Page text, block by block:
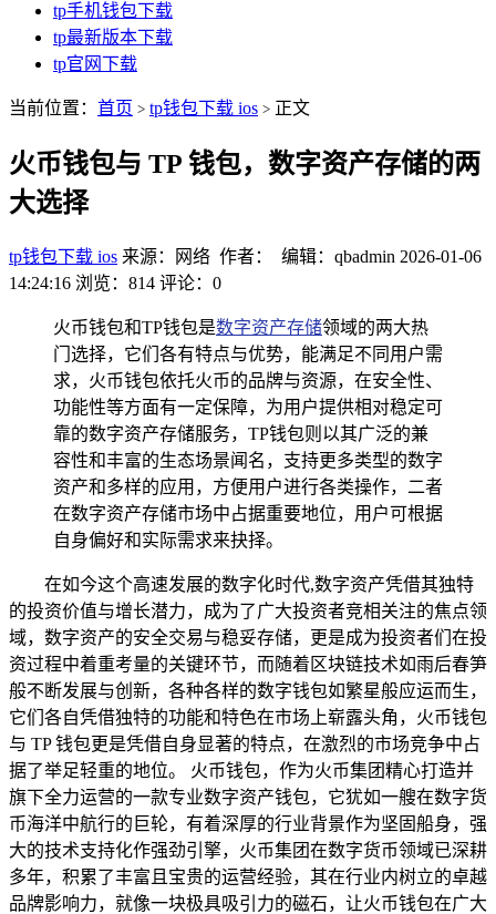
tp手机钱包下载
tp最新版本下载
tp官网下载
当前位置： 首页 > tp钱包下载 ios > 正文
火币钱包与 TP 钱包，数字资产存储的两
大选择
tp钱包下载 ios 来源：网络 作者： 编辑：qbadmin 2026-01-06
14:24:16 浏览：814 评论：0
火币钱包和TP钱包是数字资产存储领域的两大热
门选择，它们各有特点与优势，能满足不同用户需
求，火币钱包依托火币的品牌与资源，在安全性、
功能性等方面有一定保障，为用户提供相对稳定可
靠的数字资产存储服务，TP钱包则以其广泛的兼
容性和丰富的生态场景闻名，支持更多类型的数字
资产和多样的应用，方便用户进行各类操作，二者
在数字资产存储市场中占据重要地位，用户可根据
自身偏好和实际需求来抉择。
在如今这个高速发展的数字化时代,数字资产凭借其独特
的投资价值与增长潜力，成为了广大投资者竞相关注的焦点领
域，数字资产的安全交易与稳妥存储，更是成为投资者们在投
资过程中着重考量的关键环节，而随着区块链技术如雨后春笋
般不断发展与创新，各种各样的数字钱包如繁星般应运而生，
它们各自凭借独特的功能和特色在市场上崭露头角，火币钱包
与 TP 钱包更是凭借自身显著的特点，在激烈的市场竞争中占
据了举足轻重的地位。 火币钱包，作为火币集团精心打造并
旗下全力运营的一款专业数字资产钱包，它犹如一艘在数字货
币海洋中航行的巨轮，有着深厚的行业背景作为坚固船身，强
大的技术支持化作强劲引擎，火币集团在数字货币领域已深耕
多年，积累了丰富且宝贵的运营经验，其在行业内树立的卓越
品牌影响力，就像一块极具吸引力的磁石，让火币钱包在广大